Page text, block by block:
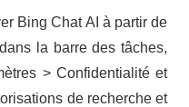
Bing Chat AI à partir de
la barre des tâches,
> Confidentialité et
de recherche et